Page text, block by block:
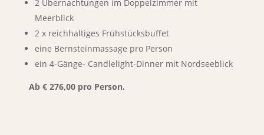
2 Übernachtungen im Doppelzimmer mit
Meerblick
2 x reichhaltiges Frühstücksbuffet
eine Bernsteinmassage pro Person
ein 4-Gänge- Candlelight-Dinner mit Nordseeblick
Ab € 276,00 pro Person.